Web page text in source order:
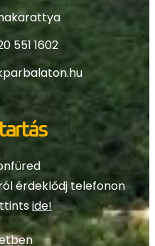
551 1602
érdeklődj telefonon
ide!